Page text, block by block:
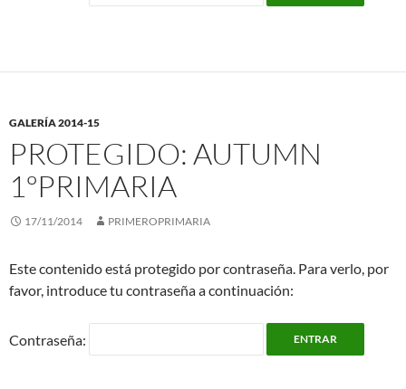
GALERÍA 2014-15
PROTEGIDO: AUTUMN
1ºPRIMARIA
17/11/2014 PRIMEROPRIMARIA
Este contenido está protegido por contraseña. Para verlo, por
favor, introduce tu contraseña a continuación:
Contraseña: